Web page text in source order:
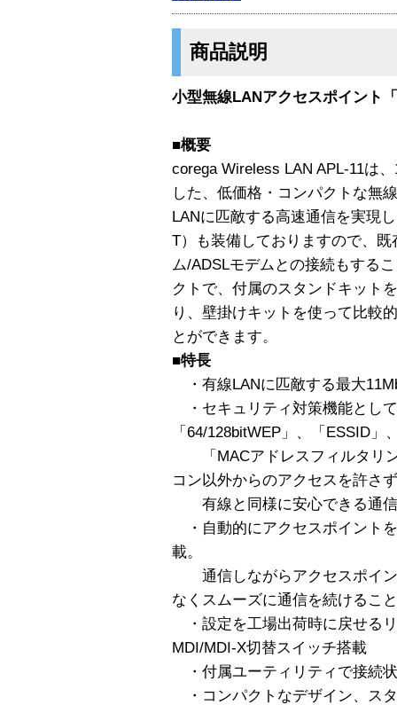
商品説明
小型無線LANアクセスポイント
■概要
corega Wireless LAN APL-11は
した、低価格・コンパクトな無
LANに匹敵する高速通信を実現
T）も装備しておりますので、
ム/ADSLモデムとの接続もする
クトで、付属のスタンドキット
り、壁掛けキットを使って比較
とができます。
■特長
・有線LANに匹敵する最大
・セキュリティ対策機能とし
「64/128bitWEP」、「ESSID」
「MACアドレスフィルタリ
コン以外からのアクセスを許さ
有線と同様に安心できる通
・自動的にアクセスポイント
載。
通信しながらアクセスポイン
なくスムーズに通信を続けるこ
・設定を工場出荷時に戻せる
MDI/MDI-X切替スイッチ搭載
・付属ユーティリティで接続
・コンパクトなデザイン、ス